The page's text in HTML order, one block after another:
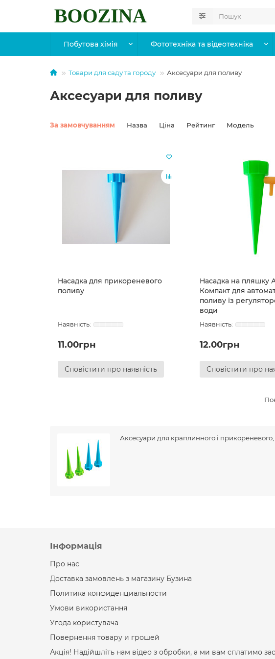
Побутова хімія Фототехніка та відеотехніка
Товари для саду та городу Аксесуари для поливу
Аксесуари для поливу
За замовчуванням Назва Ціна Рейтинг Модель
Насадка для прикореневого
поливу
11.00грн
Сповістити про наявність
Насадка на пляшку
Компакт для
поливу із
води
12.00грн
Сповістити про
Аксесуари для краплинного і
Інформація
Про нас
Доставка замовлень з магазину Бузина
Политика конфиденциальности
Умови використання
Угода користувача
Повернення товару и грошей
Акція! Надійшліть нам відео з обробки, а ми вам сплатимо